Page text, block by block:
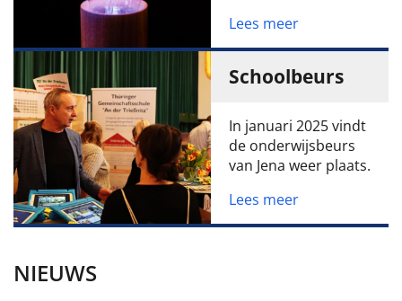
Lees meer
Schoolbeurs
In januari 2025 vindt
de onderwijsbeurs
van Jena weer plaats.
Lees meer
NIEUWS